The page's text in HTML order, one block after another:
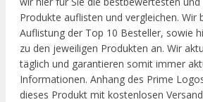
Produkte auflisten und vergleichen. Wir
Auflistung der Top 10 Besteller, sowie
zu den jeweiligen Produkten an. Wir
täglich und garantieren somit immer
Informationen. Anhang des Prime
dieses Produkt mit kostenlosen